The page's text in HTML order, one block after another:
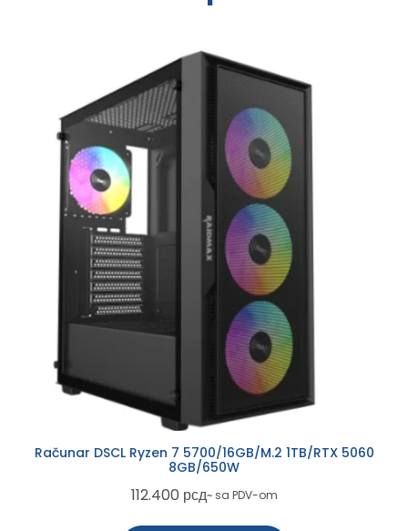
Računar DSCL Ryzen 7 5700/16GB/M.2 1TB/RTX 5060
8GB/650W
112.400 рсд~ sa PDV-om